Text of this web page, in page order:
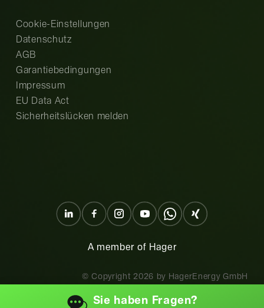
Cookie-Einstellungen
Datenschutz
AGB
Garantiebedingungen
Impressum
EU Data Act
Sicherheitslücken melden
A member of Hager
© Copyright 2026 by HagerEnergy GmbH
Sie haben Fragen?